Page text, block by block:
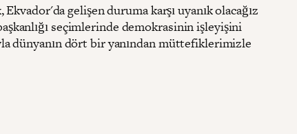
gelişen duruma karşı uyanık olacağız
seçimlerinde demokrasinin işleyişini
dünyanın dört bir yanından müttefiklerimizle